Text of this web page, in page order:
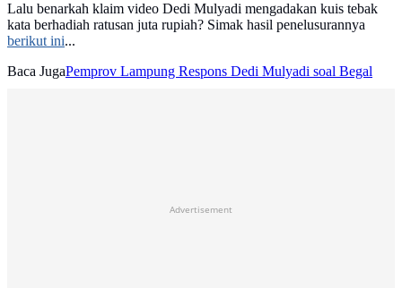
Lalu benarkah klaim video Dedi Mulyadi mengadakan kuis tebak
kata berhadiah ratusan juta rupiah? Simak hasil penelusurannya
berikut ini...
Baca JugaPemprov Lampung Respons Dedi Mulyadi soal Begal
Advertisement